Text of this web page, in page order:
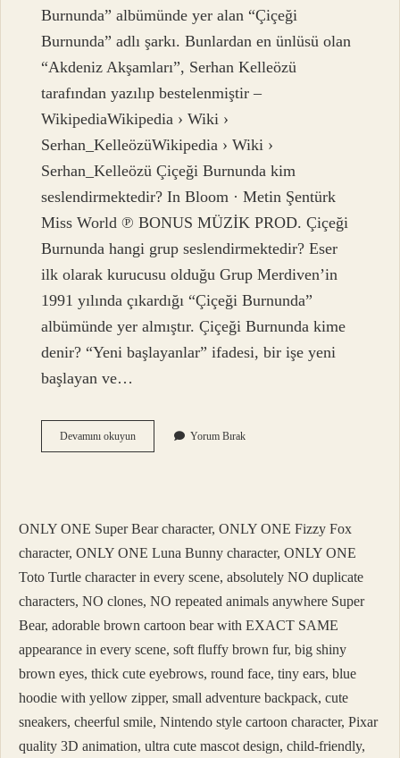
Burnunda” albümünde yer alan “Çiçeği
Burnunda” adlı şarkı. Bunlardan en ünlüsü olan
“Akdeniz Akşamları”, Serhan Kelleözü
tarafından yazılıp bestelenmiştir –
WikipediaWikipedia › Wiki ›
Serhan_KelleözüWikipedia › Wiki ›
Serhan_Kelleözü Çiçeği Burnunda kim
seslendirmektedir? In Bloom · Metin Şentürk
Miss World ℗ BONUS MÜZİK PROD. Çiçeği
Burnunda hangi grup seslendirmektedir? Eser
ilk olarak kurucusu olduğu Grup Merdiven’in
1991 yılında çıkardığı “Çiçeği Burnunda”
albümünde yer almıştır. Çiçeği Burnunda kime
denir? “Yeni başlayanlar” ifadesi, bir işe yeni
başlayan ve…
Devamını okuyunÇiçeği
Burnunda
Yorum Bırak
ONLY ONE Super Bear character, ONLY ONE Fizzy Fox
character, ONLY ONE Luna Bunny character, ONLY ONE
Toto Turtle character in every scene, absolutely NO duplicate
characters, NO clones, NO repeated animals anywhere Super
Bear, adorable brown cartoon bear with EXACT SAME
appearance in every scene, soft fluffy brown fur, big shiny
brown eyes, thick cute eyebrows, round face, tiny ears, blue
hoodie with yellow zipper, small adventure backpack, cute
sneakers, cheerful smile, Nintendo style cartoon character, Pixar
quality 3D animation, ultra cute mascot design, child-friendly,